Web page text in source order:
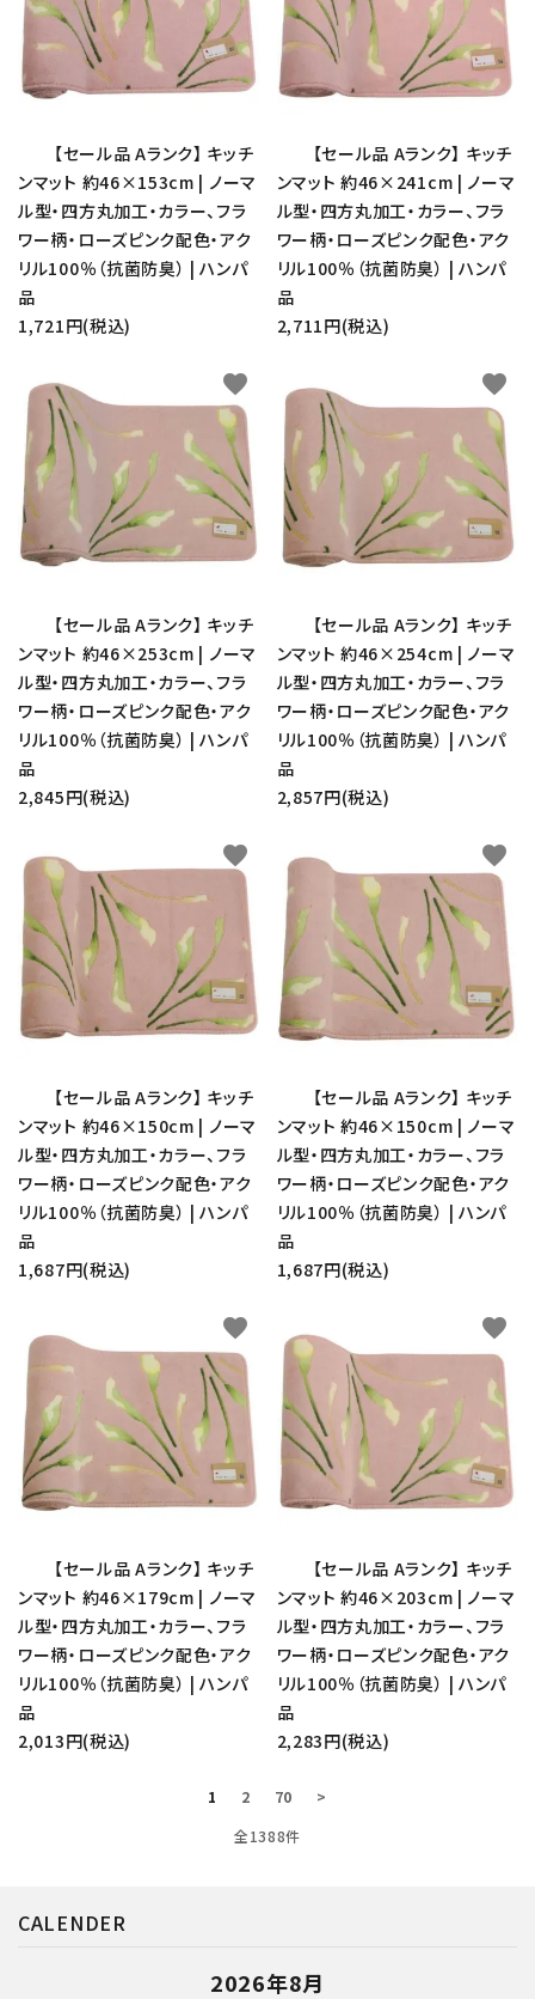
【セール品 Aランク】 キッチ
ンマット 約46×153cm | ノーマ
ル型・四方丸加工・カラー、フラ
ワー柄・ローズピンク配色・アク
リル100％（抗菌防臭） | ハンパ
品
1,721円(税込)
【セール品 Aランク】 キッチ
ンマット 約46×241cm | ノーマ
ル型・四方丸加工・カラー、フラ
ワー柄・ローズピンク配色・アク
リル100％（抗菌防臭） | ハンパ
品
2,711円(税込)
【セール品 Aランク】 キッチ
ンマット 約46×253cm | ノーマ
ル型・四方丸加工・カラー、フラ
ワー柄・ローズピンク配色・アク
リル100％（抗菌防臭） | ハンパ
品
2,845円(税込)
favorite
【セール品 Aランク】 キッチ
ンマット 約46×254cm | ノーマ
ル型・四方丸加工・カラー、フラ
ワー柄・ローズピンク配色・アク
リル100％（抗菌防臭） | ハンパ
品
2,857円(税込)
favorite
【セール品 Aランク】 キッチ
ンマット 約46×150cm | ノーマ
ル型・四方丸加工・カラー、フラ
ワー柄・ローズピンク配色・アク
リル100％（抗菌防臭） | ハンパ
品
1,687円(税込)
favorite
【セール品 Aランク】 キッチ
ンマット 約46×150cm | ノーマ
ル型・四方丸加工・カラー、フラ
ワー柄・ローズピンク配色・アク
リル100％（抗菌防臭） | ハンパ
品
1,687円(税込)
favorite
【セール品 Aランク】 キッチ
ンマット 約46×179cm | ノーマ
ル型・四方丸加工・カラー、フラ
ワー柄・ローズピンク配色・アク
リル100％（抗菌防臭） | ハンパ
品
2,013円(税込)
favorite
【セール品 Aランク】 キッチ
ンマット 約46×203cm | ノーマ
ル型・四方丸加工・カラー、フラ
ワー柄・ローズピンク配色・アク
リル100％（抗菌防臭） | ハンパ
品
2,283円(税込)
favorite
1 2 70
>
全1388件
キーワード
カテゴリー
検索する
CALENDER
2026年8月